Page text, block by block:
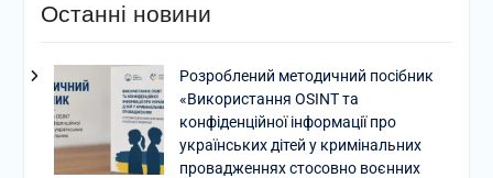
Останні новини
Розроблений методичний посібник
«Використання OSINT та
конфіденційної інформації про
українських дітей у кримінальних
провадженнях стосовно воєнних